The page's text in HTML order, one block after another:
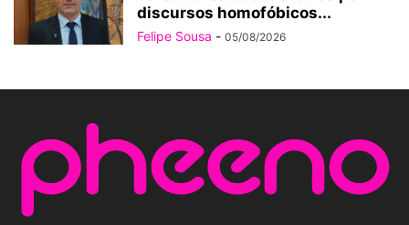
discursos homofóbicos...
Felipe Sousa - 05/08/2026